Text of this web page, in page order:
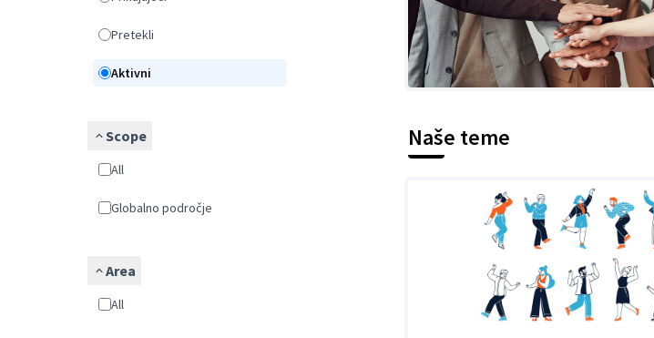
Pretekli
Aktivni
Scope
All
Globalno področje
Area
All
Naše teme